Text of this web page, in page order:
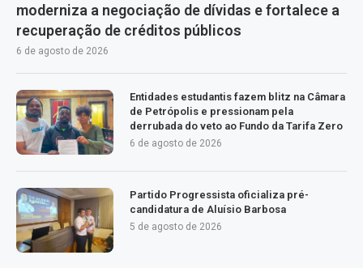
moderniza a negociação de dívidas e fortalece a
recuperação de créditos públicos
6 de agosto de 2026
Entidades estudantis fazem blitz na Câmara
de Petrópolis e pressionam pela
derrubada do veto ao Fundo da Tarifa Zero
6 de agosto de 2026
Partido Progressista oficializa pré-
candidatura de Aluísio Barbosa
5 de agosto de 2026